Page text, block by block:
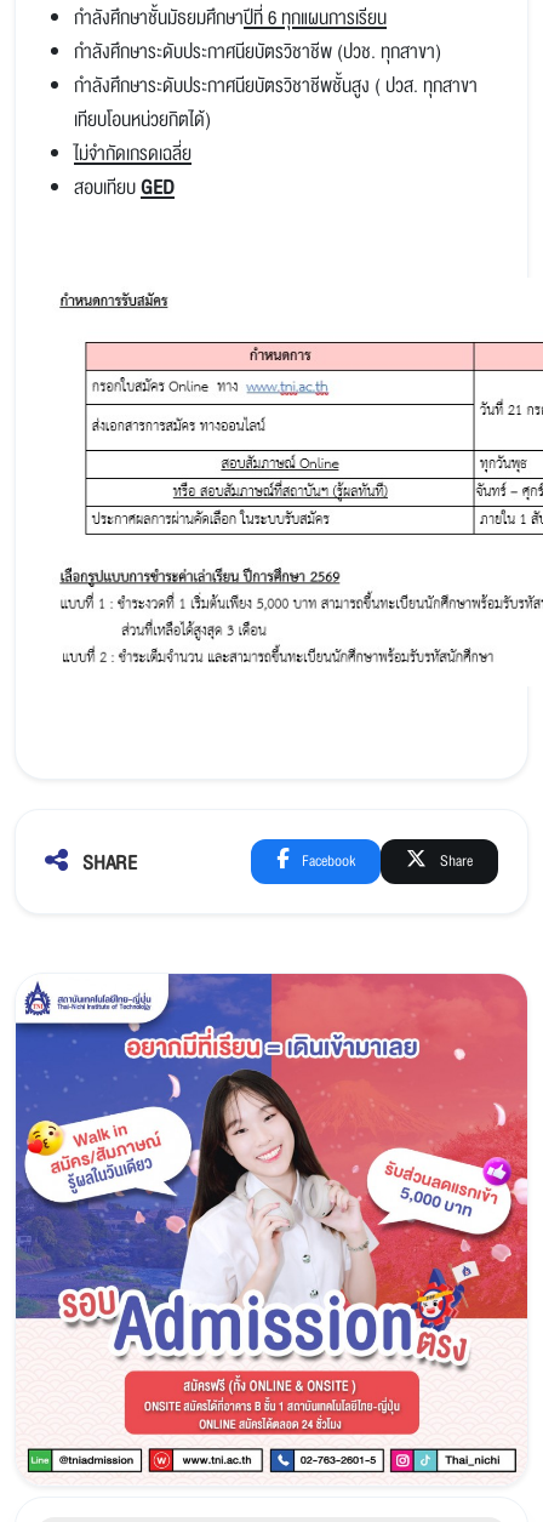
กำลังศึกษาชั้นมัธยมศึกษาปีที่ 6 ทุกแผนการเรียน
กำลังศึกษาระดับประกาศนียบัตรวิชาชีพ (ปวช. ทุกสาขา)
กำลังศึกษาระดับประกาศนียบัตรวิชาชีพชั้นสูง ( ปวส. ทุกสาขา
เทียบโอนหน่วยกิตได้)
ไม่จำกัดเกรดเฉลี่ย
สอบเทียบGED
SHARE Facebook Share